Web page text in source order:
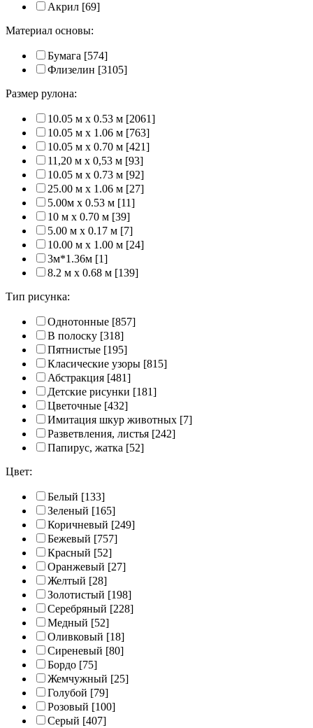
Акрил [69]
Материал основы:
Бумага [574]
Флизелин [3105]
Размер рулона:
10.05 м x 0.53 м [2061]
10.05 м x 1.06 м [763]
10.05 м x 0.70 м [421]
11,20 м х 0,53 м [93]
10.05 м x 0.73 м [92]
25.00 м x 1.06 м [27]
5.00м x 0.53 м [11]
10 м x 0.70 м [39]
5.00 м x 0.17 м [7]
10.00 м x 1.00 м [24]
3м*1.36м [1]
8.2 м x 0.68 м [139]
Тип рисунка:
Однотонные [857]
В полоску [318]
Пятнистые [195]
Класические узоры [815]
Абстракция [481]
Детские рисунки [181]
Цветочные [432]
Имитация шкур животных [7]
Разветвления, листья [242]
Папирус, жатка [52]
Цвет:
Белый [133]
Зеленый [165]
Коричневый [249]
Бежевый [757]
Красный [52]
Оранжевый [27]
Желтый [28]
Золотистый [198]
Серебряный [228]
Медный [52]
Оливковый [18]
Сиреневый [80]
Бордо [75]
Жемчужный [25]
Голубой [79]
Розовый [100]
Серый [407]